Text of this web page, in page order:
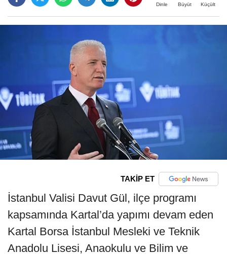
Dinle Büyüt Küçült
TAKİP ET
İstanbul Valisi Davut Gül, ilçe programı
kapsamında Kartal’da yapımı devam eden
Kartal Borsa İstanbul Mesleki ve Teknik
Anadolu Lisesi, Anaokulu ve Bilim ve